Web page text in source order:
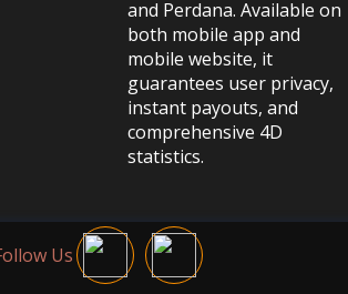
and Perdana. Available on
both mobile app and
mobile website, it
guarantees user privacy,
instant payouts, and
comprehensive 4D
statistics.
Us